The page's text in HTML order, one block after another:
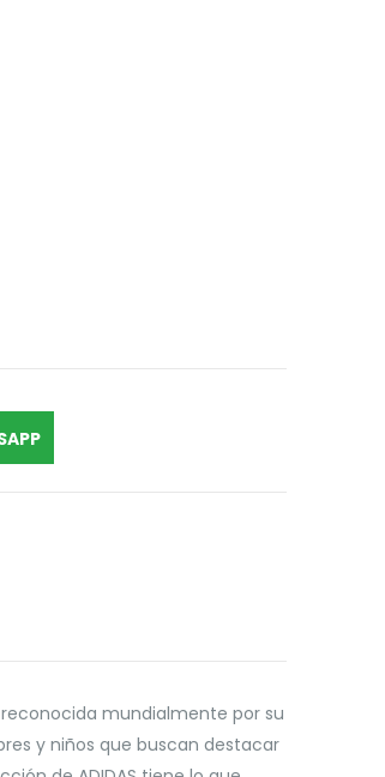
reconocida mundialmente por su
y niños que buscan destacar